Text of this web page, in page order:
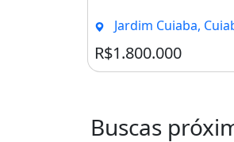
Jardim Cuiaba, Cuiabá -
R$1.800.000
Buscas